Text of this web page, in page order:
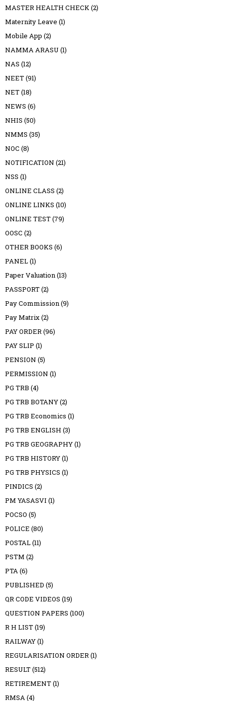
MASTER HEALTH CHECK(2)
Maternity Leave (1)
Mobile App (2)
NAMMA ARASU (1)
NAS (12)
NEET(91)
NET(18)
NEWS (6)
NHIS (50)
NMMS (35)
NOC (8)
NOTIFICATION (21)
NSS (1)
ONLINE CLASS (2)
ONLINE LINKS (10)
ONLINE TEST(79)
OOSC (2)
OTHER BOOKS (6)
PANEL(1)
Paper Valuation(13)
PASSPORT(2)
Pay Commission(9)
Pay Matrix(2)
PAY ORDER(96)
PAY SLIP (1)
PENSION (5)
PERMISSION (1)
PG TRB (4)
PG TRB BOTANY(2)
PG TRB Economics (1)
PG TRB ENGLISH (3)
PG TRB GEOGRAPHY(1)
PG TRB HISTORY(1)
PG TRB PHYSICS (1)
PINDICS (2)
PM YASASVI (1)
POCSO (5)
POLICE (80)
POSTAL(11)
PSTM (2)
PTA(6)
PUBLISHED (5)
QR CODE VIDEOS (19)
QUESTION PAPERS (100)
R H LIST(19)
RAILWAY(1)
REGULARISATION ORDER(1)
RESULT(512)
RETIREMENT(1)
RMSA(4)